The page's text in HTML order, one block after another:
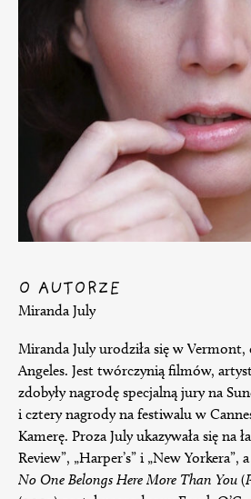
O AUTORZE
Miranda July
Miranda July urodziła się w Vermont,
Angeles. Jest twórczynią filmów,
zdobyły nagrodę specjalną jury na
i cztery nagrody na festiwalu w
Kamerę. Proza July ukazywała się na
Review”, „Harper’s” i „New
No One Belongs Here More Than You (